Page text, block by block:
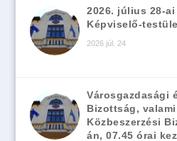
2026. július 28-
Képviselő-
2026 júl. 24
Városgazdasági
Bizottság,
Közbeszerzési
án, 07.45 órai